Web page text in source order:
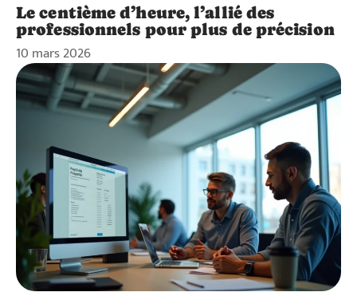
Le centième d’heure, l’allié des
professionnels pour plus de précision
10 mars 2026